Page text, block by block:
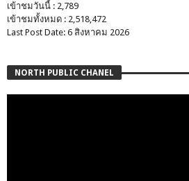
เข้าชมวันนี้ : 2,789
เข้าชมทั้งหมด : 2,518,472
Last Post Date: 6 สิงหาคม 2026
NORTH PUBLIC CHANEL